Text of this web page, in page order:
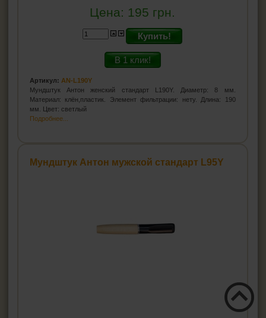
Цена: 195 грн.
Купить!
В 1 клик!
Артикул: AN-L190Y
Мундштук Антон женский стандарт L190Y. Диаметр: 8 мм.
Материал: клён,пластик. Элемент фильтрации: нету. Длина: 190
мм. Цвет: светлый
Подробнее...
Мундштук Антон мужской стандарт L95Y